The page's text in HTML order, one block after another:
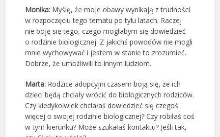
Monika: Myślę, że moje obawy wynikają z trudności
w rozpoczęciu tego tematu po tylu latach. Raczej
nie boję się tego, czego mogłabym się dowiedzieć
o rodzinie biologicznej. Z jakichś powodów nie mogli
mnie wychowywać i jestem w stanie to zrozumieć.
Dobrze, że umożliwili to innym ludziom.
Marta: Rodzice adopcyjni czasem boją się, że ich
dzieci będą chciały wrócić do biologicznych rodziców.
Czy kiedykolwiek chciałaś dowiedzieć się czegoś
więcej o swojej rodzinie biologicznej? Czy robiłaś coś
w tym kierunku? Może szukałaś kontaktu? Jeśli tak,